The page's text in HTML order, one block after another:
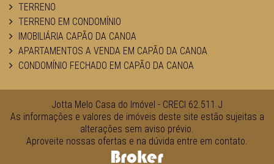
TERRENO
TERRENO EM CONDOMÍNIO
IMOBILIÁRIA CAPÃO DA CANOA
APARTAMENTOS A VENDA EM CAPÃO DA CANOA
CONDOMÍNIO FECHADO EM CAPÃO DA CANOA
Jotta Melo Casa do Imóvel - CRECI 62.511 J
As informações e valores de imóveis deste site estão sujeitas a
alterações sem aviso prévio.
Aproveite nossas ofertas e na dúvida entre em contato.